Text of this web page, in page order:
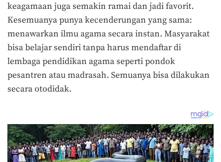
keagamaan juga semakin ramai dan jadi favorit.
Kesemuanya punya kecenderungan yang sama:
menawarkan ilmu agama secara instan. Masyarakat
bisa belajar sendiri tanpa harus mendaftar di
lembaga pendidikan agama seperti pondok
pesantren atau madrasah. Semuanya bisa dilakukan
secara otodidak.